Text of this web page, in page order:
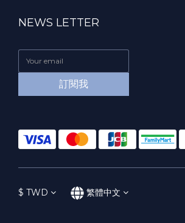
NEWS LETTER
訂閱我
$ TWD 繁體中文